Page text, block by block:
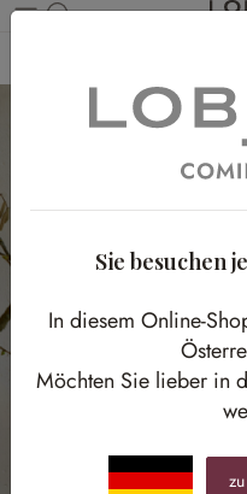
Sie besuchen
In diesem Online-
Möchten Sie lieber in